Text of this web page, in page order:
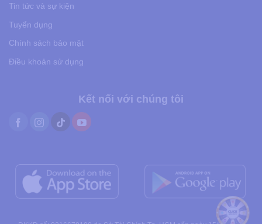
Tin tức và sự kiện
Tuyển dụng
Chính sách bảo mật
Điều khoản sử dụng
Kết nối với chúng tôi